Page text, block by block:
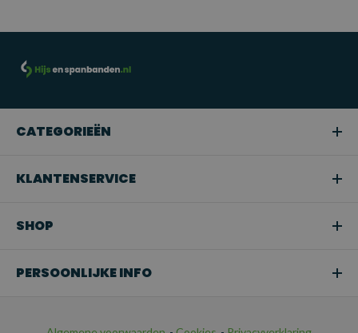
CATEGORIEËN
KLANTENSERVICE
SHOP
PERSOONLIJKE INFO